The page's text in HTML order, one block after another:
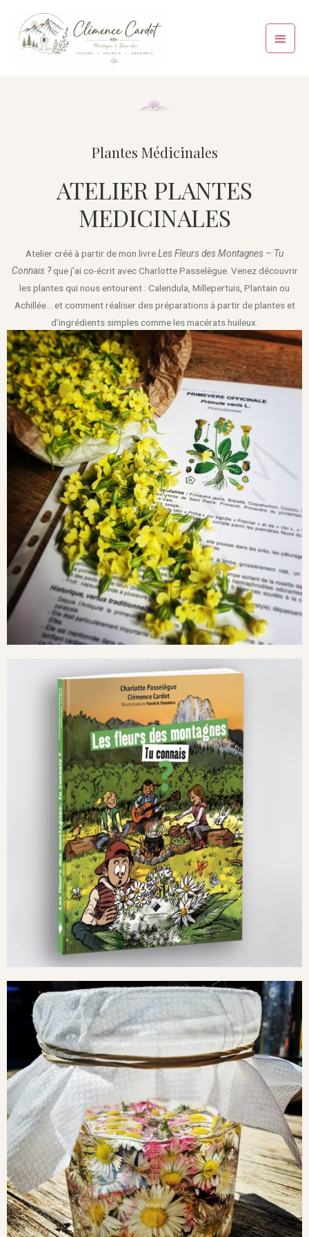
Plantes Médicinales
ATELIER PLANTES
MEDICINALES
Atelier créé à partir de mon livreLes Fleurs des Montagnes – Tu
Connais ?que j’ai co-écrit avec Charlotte Passelègue. Venez découvrir
les plantes qui nous entourent : Calendula, Millepertuis, Plantain ou
Achillée… et comment réaliser des préparations à partir de plantes et
d’ingrédients simples comme les macérats huileux.